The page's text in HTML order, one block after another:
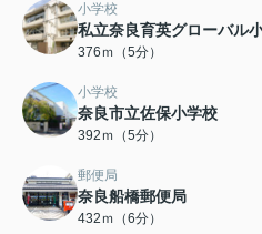
小学校
私立奈良育英グローバル
376ｍ（5分）
小学校
奈良市立佐保小学校
392ｍ（5分）
郵便局
奈良船橋郵便局
432ｍ（6分）